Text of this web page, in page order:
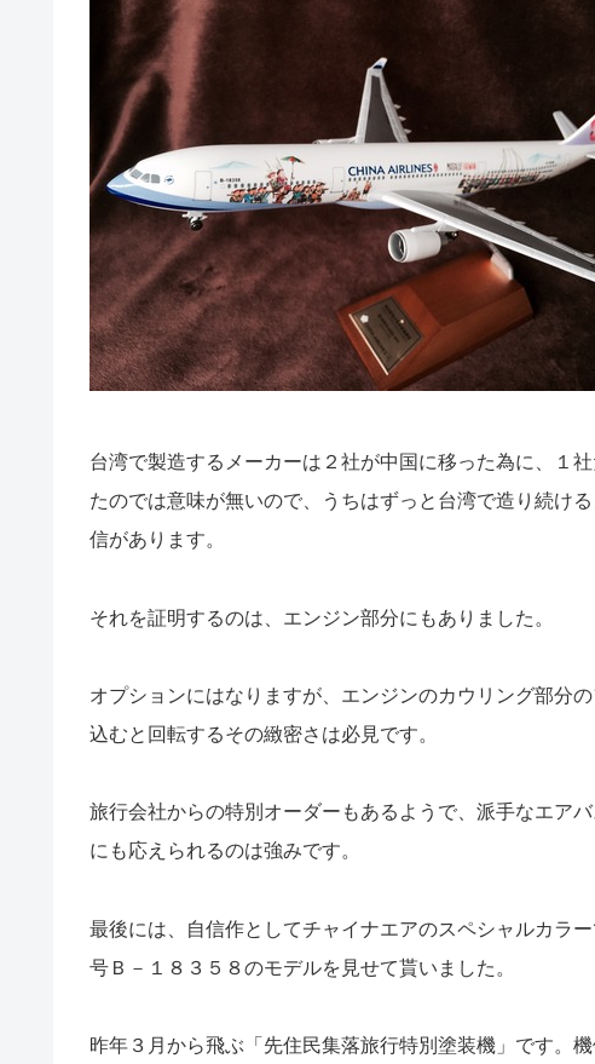
台湾で製造するメーカーは２社が中国に移った為に、１
たのでは意味が無いので、うちはずっと台湾で造り続け
信があります。
それを証明するのは、エンジン部分にもありました。
オプションにはなりますが、エンジンのカウリング部分
込むと回転するその緻密さは必見です。
旅行会社からの特別オーダーもあるようで、派手なエア
にも応えられるのは強みです。
最後には、自信作としてチャイナエアのスペシャルカラ
号Ｂ－１８３５８のモデルを見せて貰いました。
昨年３月から飛ぶ「先住民集落旅行特別塗装機」です。